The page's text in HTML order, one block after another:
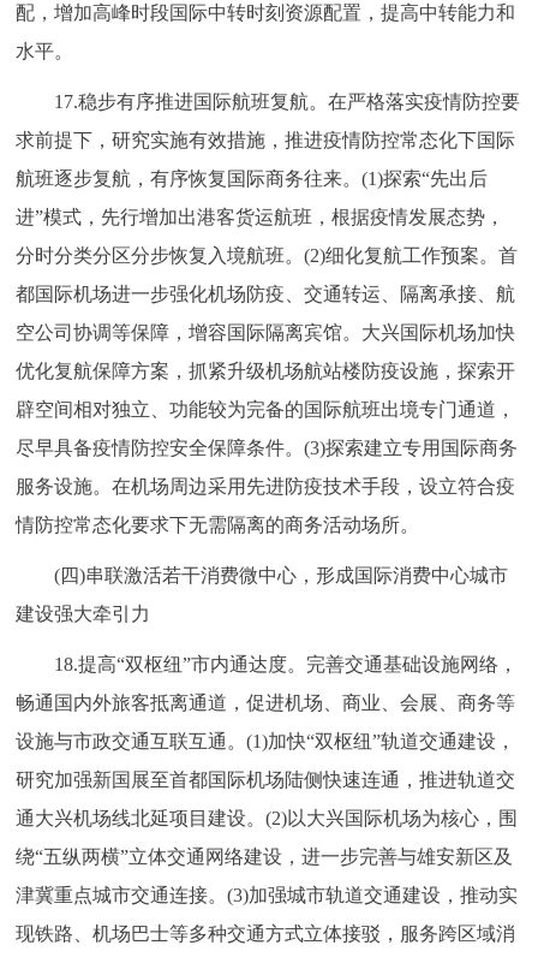
配，增加高峰时段国际中转时刻资源配置，提高中转能力和
水平。
17.稳步有序推进国际航班复航。在严格落实疫情防控要
求前提下，研究实施有效措施，推进疫情防控常态化下国际
航班逐步复航，有序恢复国际商务往来。(1)探索“先出后
进”模式，先行增加出港客货运航班，根据疫情发展态势，
分时分类分区分步恢复入境航班。(2)细化复航工作预案。首
都国际机场进一步强化机场防疫、交通转运、隔离承接、航
空公司协调等保障，增容国际隔离宾馆。大兴国际机场加快
优化复航保障方案，抓紧升级机场航站楼防疫设施，探索开
辟空间相对独立、功能较为完备的国际航班出境专门通道，
尽早具备疫情防控安全保障条件。(3)探索建立专用国际商务
服务设施。在机场周边采用先进防疫技术手段，设立符合疫
情防控常态化要求下无需隔离的商务活动场所。
(四)串联激活若干消费微中心，形成国际消费中心城市
建设强大牵引力
18.提高“双枢纽”市内通达度。完善交通基础设施网络，
畅通国内外旅客抵离通道，促进机场、商业、会展、商务等
设施与市政交通互联互通。(1)加快“双枢纽”轨道交通建设，
研究加强新国展至首都国际机场陆侧快速连通，推进轨道交
通大兴机场线北延项目建设。(2)以大兴国际机场为核心，围
绕“五纵两横”立体交通网络建设，进一步完善与雄安新区及
津冀重点城市交通连接。(3)加强城市轨道交通建设，推动实
现铁路、机场巴士等多种交通方式立体接驳，服务跨区域消